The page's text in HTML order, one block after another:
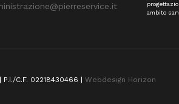
ambito
C.F. 02218430466 | Webdesign Horizon